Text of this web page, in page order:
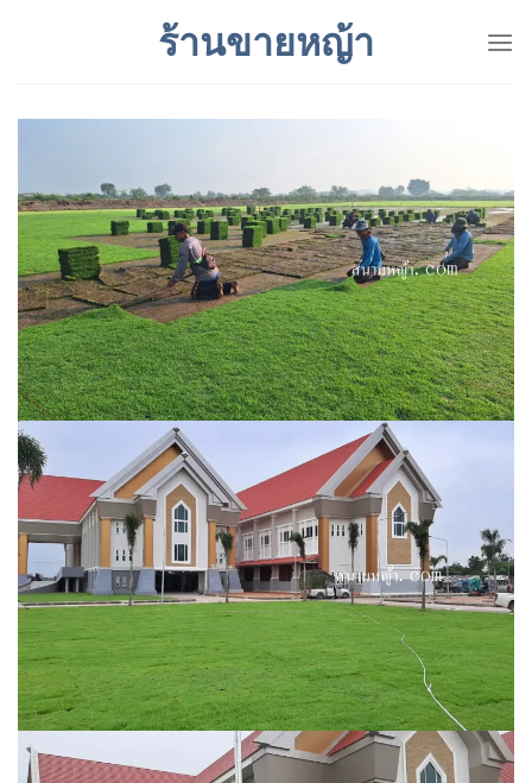
ร้านขายหญ้า